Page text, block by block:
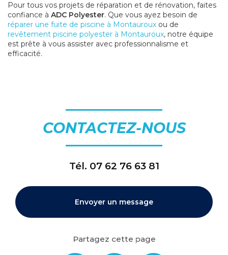
Pour tous vos projets de réparation et de rénovation, faites
confiance à ADC Polyester. Que vous ayez besoin de
réparer une fuite de piscine à Montauroux ou de
revêtement piscine polyester à Montauroux, notre équipe
est prête à vous assister avec professionnalisme et
efficacité.
CONTACTEZ-NOUS
Tél. 07 62 76 63 81
Envoyer un message
Partagez cette page